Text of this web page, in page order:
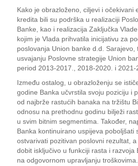
Kako je obrazloženo, ciljevi i očekivani
kredita bili su podrška u realizaciji
Banke, kao i realizacija Zaključka
kojim je Vlada prihvatila inicijativu za
poslovanja Union banke d.d. Sarajevo,
usvajanju Poslovne strategije Union
period 2013-2017., 2018-2020. i 2021-
Između ostalog, u obrazloženju se
godine Banka učvrstila svoju poziciju i
od najbrže rastućih banaka na tržištu
odnosu na prethodnu godinu bilježi
u svim bitnim segmentima. Također,
Banka kontinuirano uspijeva poboljšati
ostvarivati pozitivan poslovni rezultat,
dobit isključivo u funkciji rasta i razvoja
na odgovornom upravljanju